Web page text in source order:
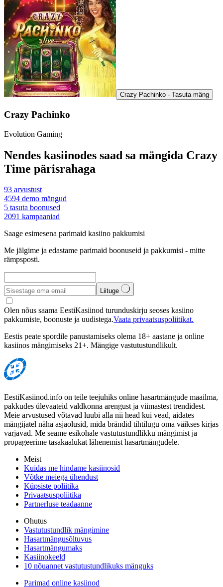
Crazy Pachinko - Tasuta mäng
Crazy Pachinko
Evolution Gaming
Nendes kasiinodes saad sa mängida Crazy
Time pärisrahaga
93 arvustust
4594 demo mängud
5 tasuta boonused
2091 kampaaniad
Saage esimesena parimaid kasiino pakkumisi
Me jälgime ja edastame parimaid boonuseid ja pakkumisi - mitte
rämpsposti.
Liituge
Olen nõus saama EestiKasiinod turunduskirju seoses kasiino
pakkumiste, boonuste ja uudistega.Vaata privaatsuspoliitikat.
Eestis peate spordile panustamiseks olema 18+ aastane ja online
kasiinos mängimiseks 21+. Mängige vastutustundlikult.
EestiKasiinod.info on teile teejuhiks online hasartmängude maailma,
pakkudes ülevaateid valdkonna arengust ja viimastest trendidest.
Meie arvustused võtavad luubi alla nii head kui vead, aidates
mängijatel näha asjaolusid, mida brändid tihtilugu oma väikses kirjas
varjavad. Me seame esikohale vastutustundlikku mängimist ja
propageerime tasakaalukat lähenemist hasartmängudele.
Meist
Kuidas me hindame kasiinosid
Võtke meiega ühendust
Küpsiste poliitika
Privaatsuspoliitika
Partnerluse teadaanne
Ohutus
Vastutustundlik mängimine
Hasartmängusõltuvus
Hasartmängumaks
Kasiinokeeld
10 nõuannet vastutustundlikuks mänguks
Parimad online kasiinod